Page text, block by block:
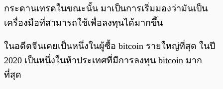
กระดานเทรดในขณะนั้น มาเป็นการเริ่มมองว่ามันเป็น
เครื่องมือที่สามารถใช้เพื่อลงทุนได้มากขึ้น
ในอดีตจีนเคยเป็นหนึ่งในผู้ซื้อ bitcoin รายใหญ่ที่สุด ในปี
2020 เป็นหนึ่งในห้าประเทศที่มีการลงทุน bitcoin มาก
ที่สุด